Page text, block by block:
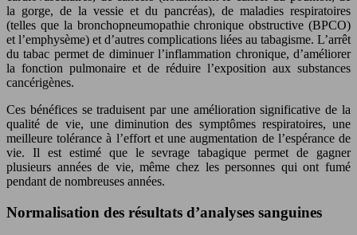
la gorge, de la vessie et du pancréas), de maladies respiratoires
(telles que la bronchopneumopathie chronique obstructive (BPCO)
et l’emphysème) et d’autres complications liées au tabagisme. L’arrêt
du tabac permet de diminuer l’inflammation chronique, d’améliorer
la fonction pulmonaire et de réduire l’exposition aux substances
cancérigènes.
Ces bénéfices se traduisent par une amélioration significative de la
qualité de vie, une diminution des symptômes respiratoires, une
meilleure tolérance à l’effort et une augmentation de l’espérance de
vie. Il est estimé que le sevrage tabagique permet de gagner
plusieurs années de vie, même chez les personnes qui ont fumé
pendant de nombreuses années.
Normalisation des résultats d’analyses sanguines